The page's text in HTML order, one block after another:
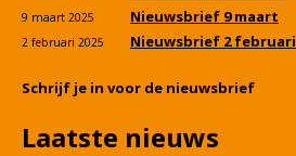
9 maart 2025 Nieuwsbrief 9 maart
2 februari 2025 Nieuwsbrief 2 februari
Schrijf je in voor de nieuwsbrief
Laatste nieuws